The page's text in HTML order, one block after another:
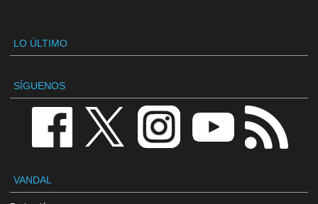
LO ÚLTIMO
SÍGUENOS
VANDAL